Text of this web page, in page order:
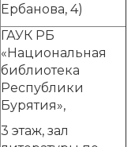
Ербанова, 4)
ГАУК РБ
«Национальная
библиотека
Республики
Бурятия»,
3 этаж, зал